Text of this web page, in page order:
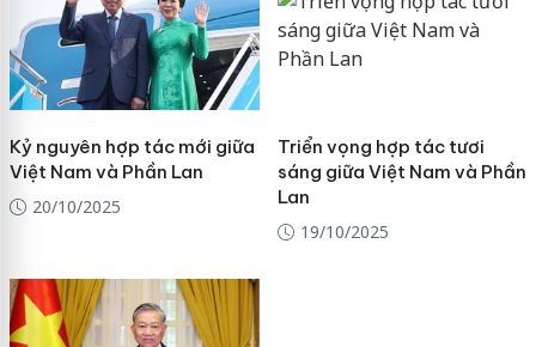
Kỷ nguyên hợp tác mới giữa
Việt Nam và Phần Lan
20/10/2025
Triển vọng hợp tác tươi
sáng giữa Việt Nam và Phần
Lan
19/10/2025